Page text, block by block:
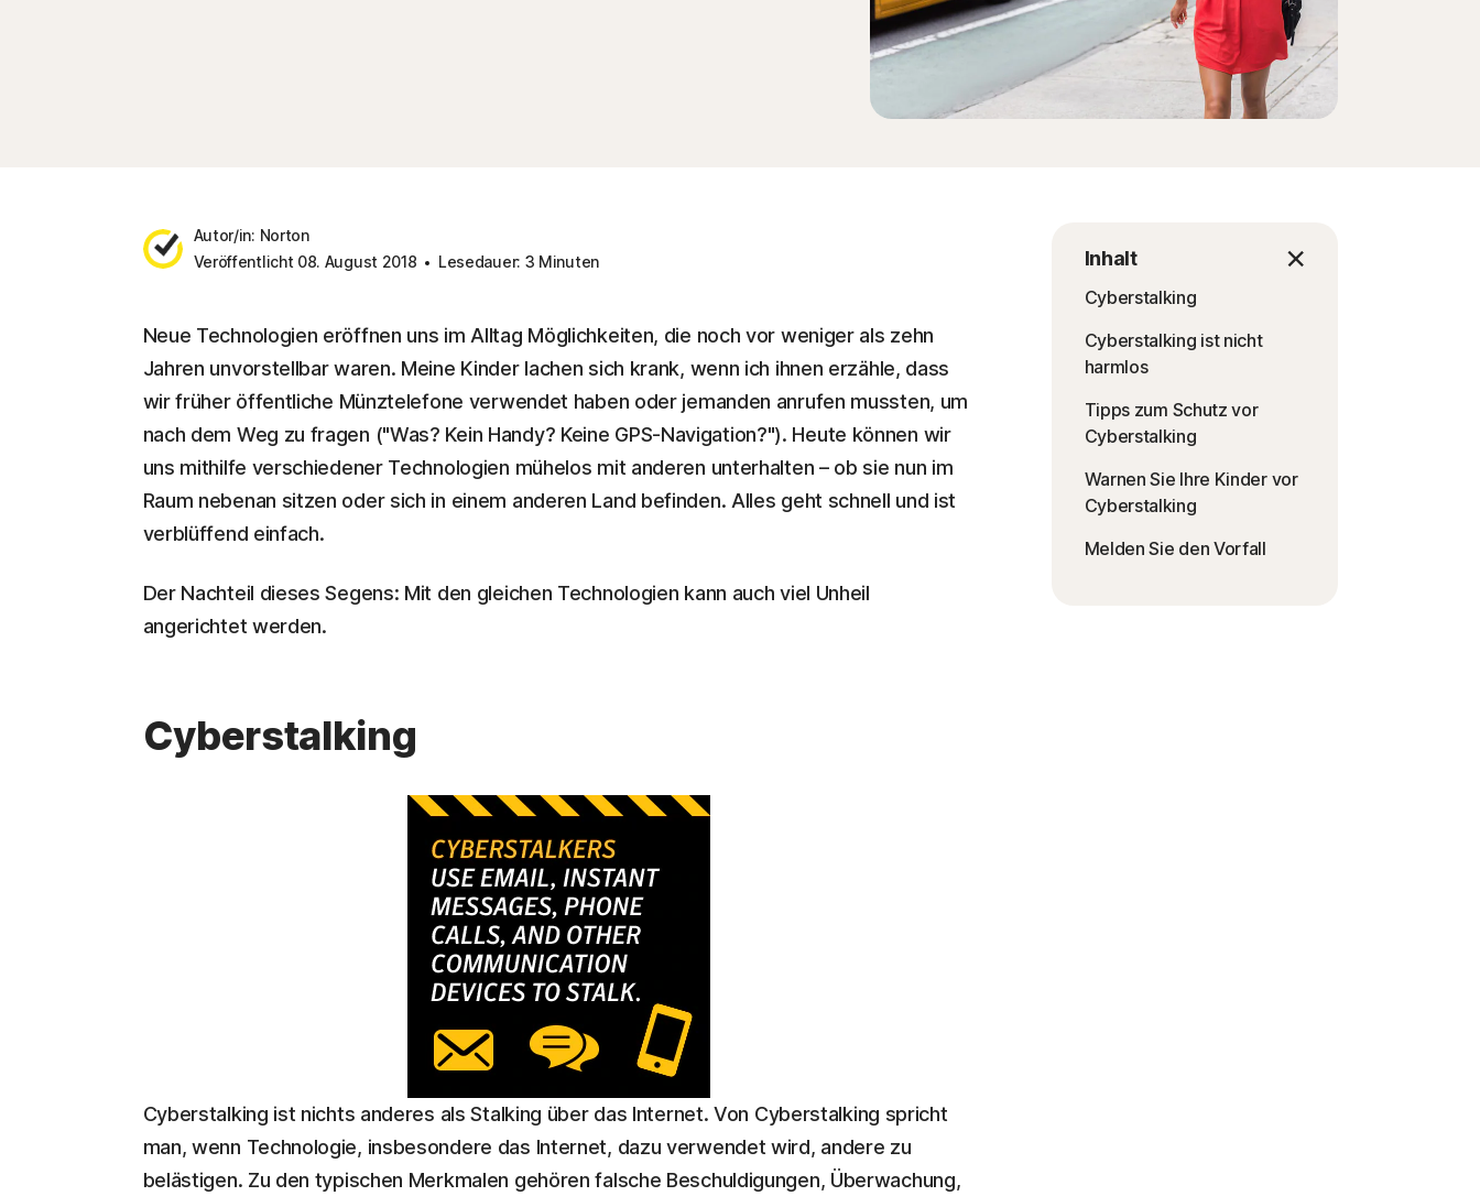
Autor/in: Norton
Veröffentlicht 08. August 2018
Lesedauer: 3 Minuten Inhalt
Cyberstalking
Cyberstalking ist nicht
harmlos
Tipps zum Schutz vor
Cyberstalking
Warnen Sie Ihre Kinder vor
Cyberstalking
Melden Sie den Vorfall
Neue Technologien eröffnen uns im Alltag Möglichkeiten, die noch vor weniger als zehn
Jahren unvorstellbar waren. Meine Kinder lachen sich krank, wenn ich ihnen erzähle, dass
wir früher öffentliche Münztelefone verwendet haben oder jemanden anrufen mussten, um
nach dem Weg zu fragen ("Was? Kein Handy? Keine GPS-Navigation?"). Heute können wir
uns mithilfe verschiedener Technologien mühelos mit anderen unterhalten – ob sie nun im
Raum nebenan sitzen oder sich in einem anderen Land befinden. Alles geht schnell und ist
verblüffend einfach.
Der Nachteil dieses Segens: Mit den gleichen Technologien kann auch viel Unheil
angerichtet werden.
Cyberstalking
Cyberstalking ist nichts anderes als Stalking über das Internet. Von Cyberstalking spricht
man, wenn Technologie, insbesondere das Internet, dazu verwendet wird, andere zu
belästigen. Zu den typischen Merkmalen gehören falsche Beschuldigungen, Überwachung,